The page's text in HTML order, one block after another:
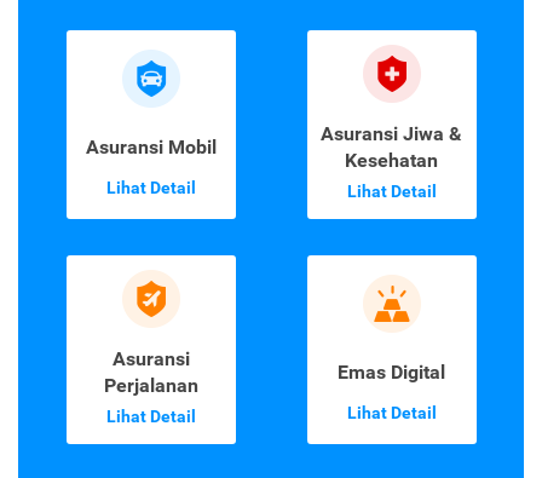
Asuransi Mobil
Lihat Detail
Asuransi Jiwa &
Kesehatan
Lihat Detail
Asuransi
Perjalanan
Lihat Detail
Emas Digital
Lihat Detail